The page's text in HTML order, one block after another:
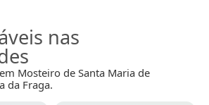
nas
Mosteiro de Santa Maria de
da Fraga.